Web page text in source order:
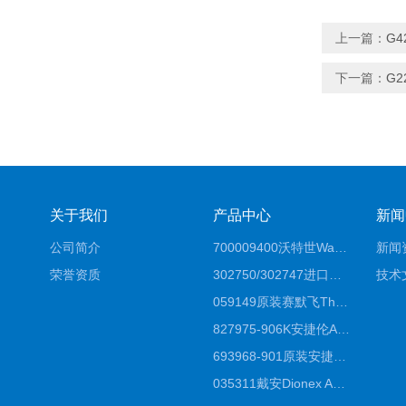
上一篇：
下一篇：
关于我们
公司简介
荣誉资质
产品中心
827975-906K安捷伦Agilent原装ZORBAX液相色谱柱*
035311戴安Dionex AS4分析柱阴离子交换色谱柱厂家
新
新闻
技术